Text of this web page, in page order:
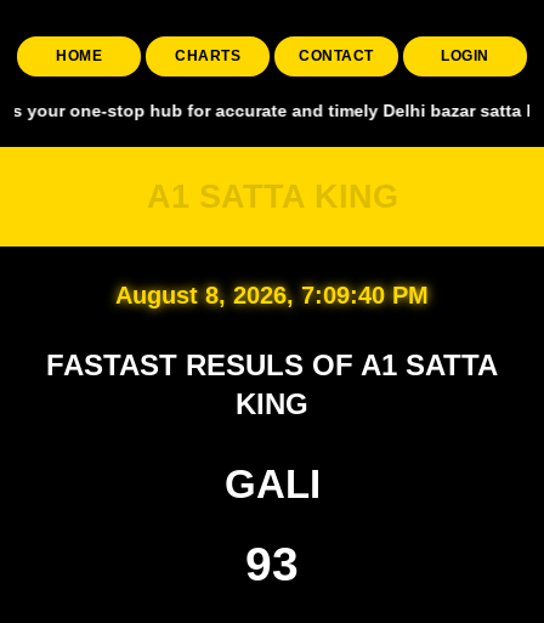
HOME CHARTS CONTACT LOGIN
stop hub for accurate and timely Delhi bazar satta king,
A1 SATTA KING
August 8, 2026, 7:09:41 PM
FASTAST RESULS OF A1 SATTA
KING
GALI
93